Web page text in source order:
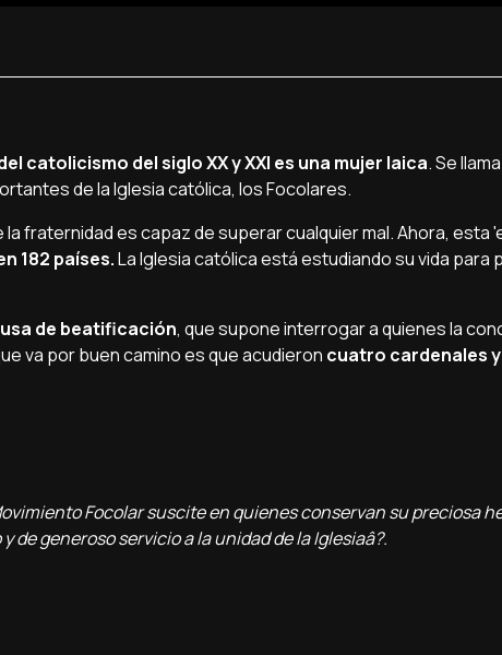
catolicismo del siglo XX y XXI es una mujer laica. Se
de la Iglesia católica, los Focolares.
la fraternidad es capaz de superar cualquier mal. Ahora, esta
182 paí­ses.La Iglesia católica está estudiando su vida para
de beatificación, que supone interrogar a quienes la
va por buen camino es que acudieron cuatro cardenales y
Focolar suscite en quienes conservan su preciosa
generoso servicio a la unidad de la Iglesiaâ?.